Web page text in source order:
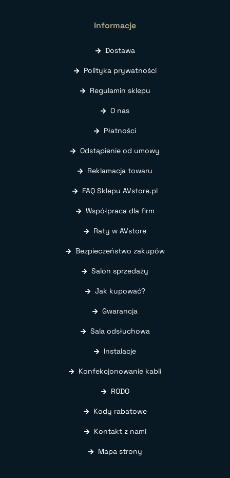
Informacje
Dostawa
Polityka prywatności
Regulamin sklepu
O nas
Płatności
Odstąpienie od umowy
Reklamacja towaru
FAQ Sklepu AVstore.pl
Współpraca dla firm
Raty w AVstore
Bezpieczeństwo zakupów
Salon sprzedaży
Jak kupować?
Gwarancja
Sala odsłuchowa
Instalacje
Konfekcjonowanie kabli
RODO
Kody rabatowe
Kontakt z nami
Mapa strony